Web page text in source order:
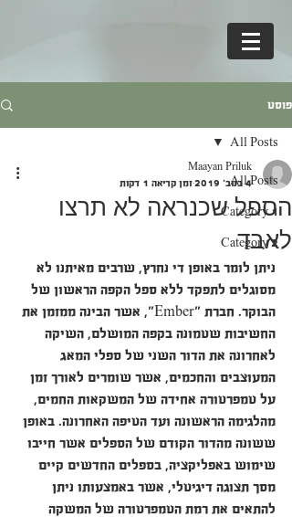
פוסט
All Posts
Category 1
Category 2
All Posts
הספל שכנראה לא תרצו
לאבד
Maayan Priluk
4 בנוב׳ 2019
זמן קריאה 1 דקות
ניתן לומר באופן די נחרץ, שרבים מאיתנו לא
מסוגלים לתפקד ללא ספל הקפה הראשון של
הבוקר. חברת "Ember", אשר הבינה ממזמן את
החשיבות שטמונה בקפה המושלם, השיקה
לאחרונה את הדור השני של ספלי המאג
המעוצבים והחכמים, אשר שומרים לאורך זמן
על טמפרטורה אחידה של המשקאות החמים,
מהלגימה הראשונה ועד הטיפה האחרונה. באופן
ששונה מהדור הקודם של הספלים אשר חייבו
שימוש באפליקציה, בספלים החדשים קיים
מסך תצוגה דיגיטלי, אשר באמצעותו ניתן
להתאים את רמת הטמפרטורה של המשקה